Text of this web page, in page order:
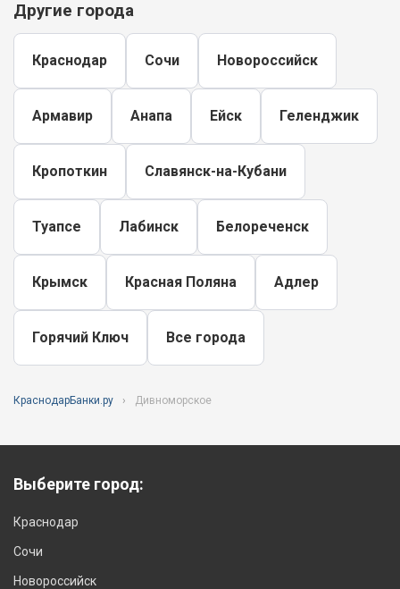
Другие города
Краснодар Сочи Новороссийск
Армавир Анапа Ейск Геленджик
Кропоткин Славянск-на-Кубани
Туапсе Лабинск Белореченск
Крымск Красная Поляна Адлер
Горячий Ключ Все города
КраснодарБанки.ру Дивноморское
Выберите город:
Краснодар
Сочи
Новороссийск